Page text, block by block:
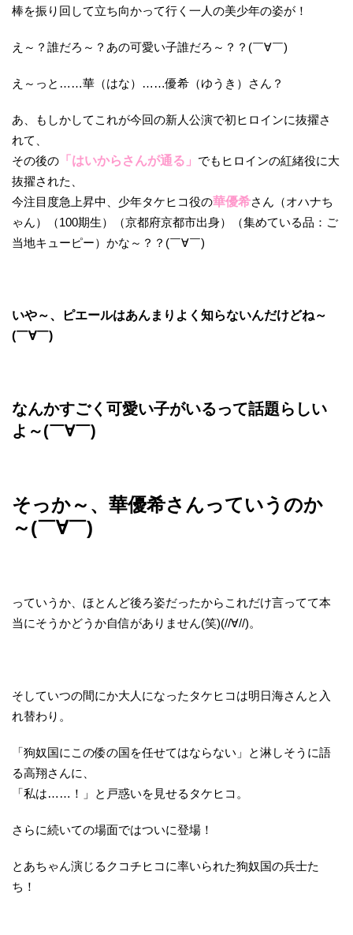
棒を振り回して立ち向かって行く一人の美少年の姿が！
え～？誰だろ～？あの可愛い子誰だろ～？？(￣∀￣)
え～っと……華（はな）……優希（ゆうき）さん？
あ、もしかしてこれが今回の新人公演で初ヒロインに抜擢さ
れて、
その後の 「はいからさんが通る」 でもヒロインの紅緒役に大
抜擢された、
今注目度急上昇中、少年タケヒコ役の華優希さん（オハナち
ゃん）（100期生）（京都府京都市出身）（集めている品：ご
当地キューピー）かな～？？(￣∀￣)
いや～、ピエールはあんまりよく知らないんだけどね～
(￣∀￣)
なんかすごく可愛い子がいるって話題らしい
よ～(￣∀￣)
そっか～、華優希さんっていうのか
～(￣∀￣)
っていうか、ほとんど後ろ姿だったからこれだけ言ってて本
当にそうかどうか自信がありません(笑)(//∀//)。
そしていつの間にか大人になったタケヒコは明日海さんと入
れ替わり。
「狗奴国にこの倭の国を任せてはならない」と淋しそうに語
る高翔さんに、
「私は……！」と戸惑いを見せるタケヒコ。
さらに続いての場面ではついに登場！
とあちゃん演じるクコチヒコに率いられた狗奴国の兵士た
ち！